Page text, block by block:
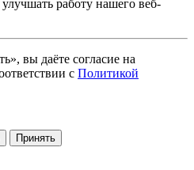
работу нашего веб-
вы даёте согласие на
с Политикой
Принять